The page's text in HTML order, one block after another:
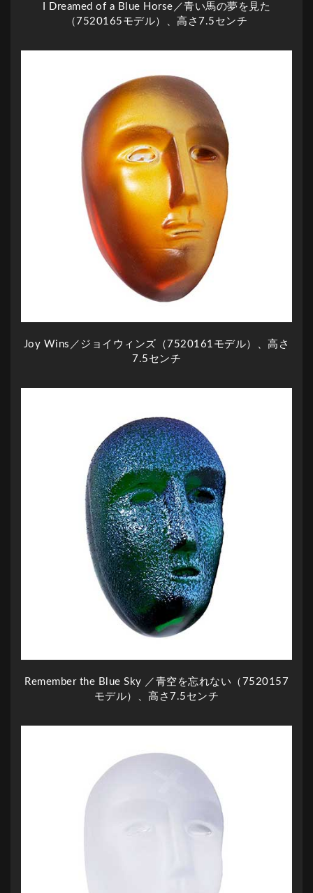
I Dreamed of a Blue Horse／青い馬の夢を見た
（7520165モデル）、高さ7.5センチ
Joy Wins／ジョイウィンズ（7520161モデル）、高さ
7.5センチ
Remember the Blue Sky ／青空を忘れない（7520157
モデル）、高さ7.5センチ